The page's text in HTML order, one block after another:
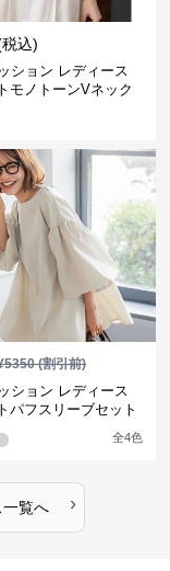
込)
ション レディース
モノトーンVネック
5350(割引前)
ション レディース
パフスリーブセット
全4色
一覧へ ›